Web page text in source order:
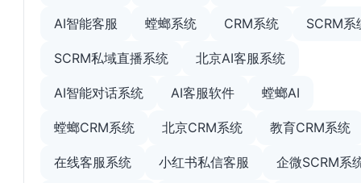
AI智能客服 螳螂系统 CRM系统 SCRM系
SCRM私域直播系统 北京AI客服系统
AI智能对话系统 AI客服软件 螳螂AI
螳螂CRM系统 北京CRM系统 教育CRM系统
在线客服系统 小红书私信客服 企微SCRM系